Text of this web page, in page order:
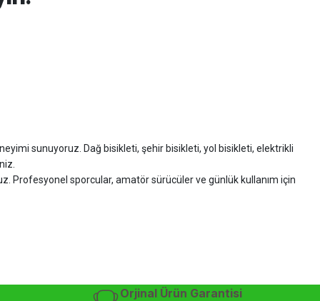
sunuyoruz. Dağ bisikleti, şehir bisikleti, yol bisikleti, elektrikli
Profesyonel sporcular, amatör sürücüler ve günlük kullanım için
Orjinal Ürün Garantisi